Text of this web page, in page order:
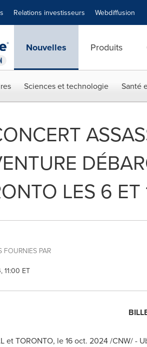
Relations investisseurs Webdiffusion
Nouvelles Produits
Sciences et technologie Santé
LES 6
FOURNIES PAR
11:00 ET
etTORONTO, le16 oct. 2024/CNW/ -